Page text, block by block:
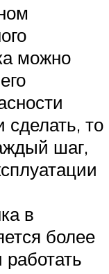
можно
сделать, то
шаг,
в
более